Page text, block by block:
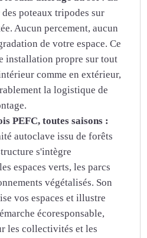
poteaux tripodes sur
Aucun percement, aucun
de votre espace. Ce
installation propre sur tout
comme en extérieur,
la logistique de
PEFC, toutes saisons :
autoclave issu de forêts
s'intègre
espaces verts, les parcs
végétalisés. Son
vos espaces et illustre
écoresponsable,
les collectivités et les